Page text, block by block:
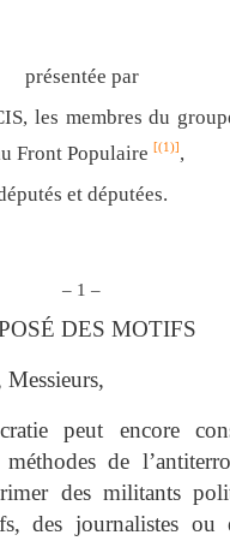
présentée par
les membres du
Front Populaire [(1)],
et députées.
– 1 –
DES MOTIFS
Messieurs,
peut encore
de
des militants
des journalistes ou